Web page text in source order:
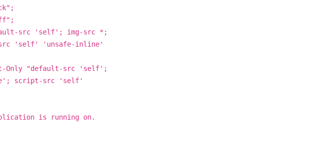
src 'self'; img-src *;
'self' 'unsafe-inline'
Only "default-src 'self';
script-src 'self'
is running on.